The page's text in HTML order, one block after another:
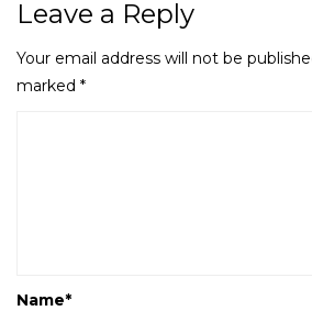
Leave a Reply
Your email address will not be
marked *
Name*